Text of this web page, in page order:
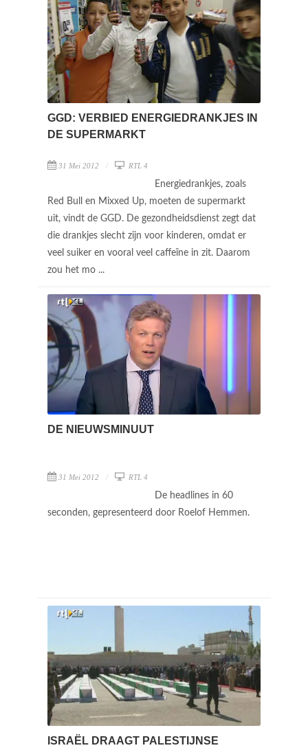
GGD: VERBIED ENERGIEDRANKJES IN
DE SUPERMARKT
31 Mei 2012 RTL 4
Energiedrankjes, zoals
Red Bull en Mixxed Up, moeten de supermarkt
uit, vindt de GGD. De gezondheidsdienst zegt dat
die drankjes slecht zijn voor kinderen, omdat er
veel suiker en vooral veel caffeïne in zit. Daarom
zou het mo ...
DE NIEUWSMINUUT
31 Mei 2012 RTL 4
De headlines in 60
seconden, gepresenteerd door Roelof Hemmen.
ISRAËL DRAAGT PALESTIJNSE